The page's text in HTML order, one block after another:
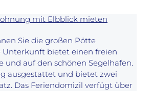
mit Elbblick mieten
Sie die großen Pötte
Unterkunft bietet einen freien
und auf den schönen Segelhafen.
ausgestattet und bietet zwei
Das Feriendomizil verfügt über